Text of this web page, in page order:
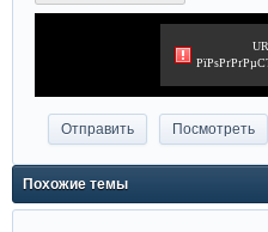
Похожие темы